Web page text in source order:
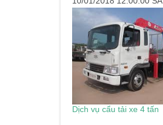
Dịch vụ cẩu tải xe 4 tấn